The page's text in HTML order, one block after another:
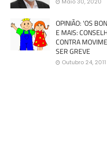
OPINIÃO: 'OS
E MAIS:
CONTRA
SER GREVE
Outubro 24, 2011